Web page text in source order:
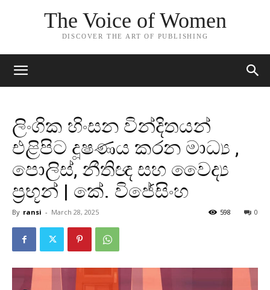
The Voice of Women
DISCOVER THE ART OF PUBLISHING
ලිංගික හිංසන වින්දිතයන්
එළිපිට දූෂණය කරන මාධ්‍ය ,
පොලිස්, නීතිඥ සහ වෛද්‍ය
ප්‍රභූන් | කේ. විජේසිංහ
By ransi - March 28, 2025 0
598